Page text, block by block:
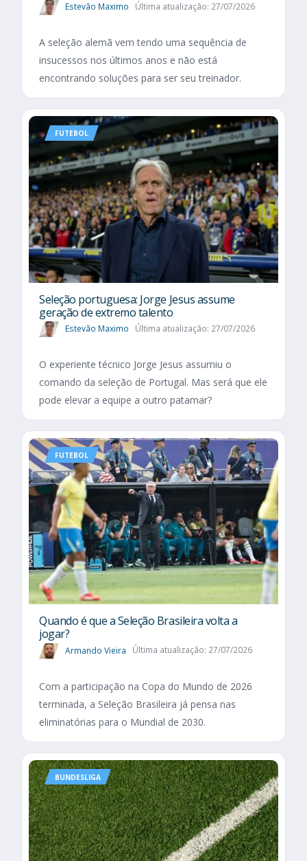
Estevão Maximo Última atualização: 27/07/2026
A seleção alemã vem tendo uma sequência de
insucessos nos últimos anos e não está
encontrando soluções para ser seu treinador.
FUTEBOL
Seleção portuguesa: Jorge Jesus assume
geração de extremo talento
Estevão Maximo Última atualização: 27/07/2026
O experiente técnico Jorge Jesus assumiu o
comando da seleção de Portugal. Mas será que ele
pode elevar a equipe a outro patamar?
FUTEBOL
Quando é que a Seleção Brasileira volta a
jogar?
Armando Vieira Última atualização: 27/07/2026
Com a participação na Copa do Mundo de 2026
terminada, a Seleção Brasileira já pensa nas
eliminatórias para o Mundial de 2030.
BUNDESLIGA